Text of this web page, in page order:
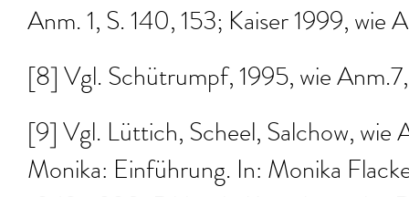
Anm. 1, S. 140, 153; Kaiser 1999, wie
[8] Vgl. Schütrumpf, 1995, wie
[9] Vgl. Lüttich, Scheel, Salchow, wie
Monika: Einführung. In: Monika